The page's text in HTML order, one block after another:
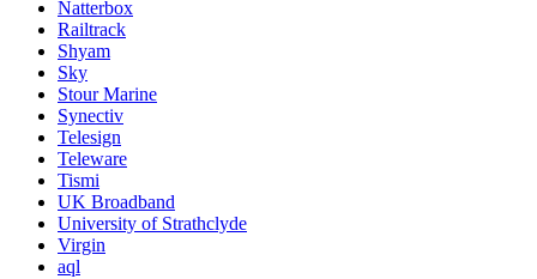
Natterbox
Railtrack
Shyam
Sky
Stour Marine
Synectiv
Telesign
Teleware
Tismi
UK Broadband
University of Strathclyde
Virgin
aql